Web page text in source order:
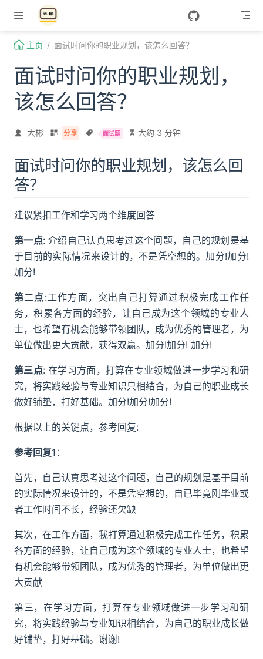
Skip to content
主页 面试时问你的职业规划，该怎么回答？
面试时问你的职业规划，
该怎么回答？
大彬 分享 面试题 大约 3 分钟
面试时问你的职业规划，该怎么回
答？
建议紧扣工作和学习两个维度回答
第一点: 介绍自己认真思考过这个问题，自己的规划是基
于目前的实际情况来设计的，不是凭空想的。加分!加分!
加分!
第二点:工作方面，突出自己打算通过积极完成工作任
务，积累各方面的经验，让自己成为这个领域的专业人
士，也希望有机会能够带领团队，成为优秀的管理者，为
单位做出更大贡献，获得双赢。加分!加分! 加分!
第三点: 在学习方面，打算在专业领域做进一步学习和研
究，将实践经验与专业知识只相结合，为自己的职业成长
做好铺垫，打好基础。加分!加分!加分!
根据以上的关键点，参考回复:
参考回复1 ：
首先，自己认真思考过这个问题，自己的规划是基于目前
的实际情况来设计的，不是凭空想的，自已毕竟刚毕业或
者工作时间不长，经验还欠缺
其次，在工作方面，我打算通过积极完成工作任务，积累
各方面的经验，让自己成为这个领域的专业人士，也希望
有机会能够带领团队，成为优秀的管理者，为单位做出更
大贡献
第三，在学习方面，打算在专业领域做进一步学习和研
究，将实践经验与专业知识相结合，为自己的职业成长做
好铺垫，打好基础。谢谢!